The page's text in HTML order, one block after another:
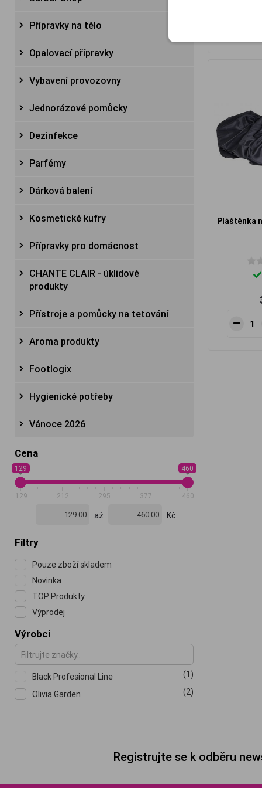
Přípravky na tělo
Opalovací přípravky
Vybavení provozovny
Jednorázové pomůcky
Dezinfekce
Parfémy
Dárková balení
Kosmetické kufry
Přípravky pro domácnost
CHANTE CLAIR - úklidové
produkty
Přístroje a pomůcky na tetování
Aroma produkty
Footlogix
Hygienické potřeby
Vánoce 2026
Cena
129 460
129 212 295 377 460
až Kč
Filtry
Pouze zboží skladem
Novinka
TOP Produkty
Výprodej
Výrobci
Black Profesional Line
(1)
Olivia Garden
(2)
Pláštěnka
Registrujte se k odběru